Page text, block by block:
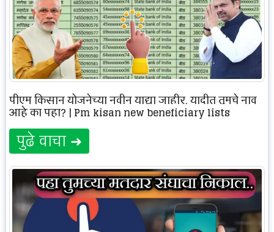
पीएम किसान योजनेच्या नवीन याद्या जाहीर, यादीत तुमचे नाव
आहे का पहा? | Pm kisan new beneficiary lists
पुढे वाचा ➜